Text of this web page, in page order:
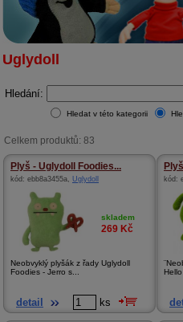
Uglydoll
Hledání:
Hledat v této kategorii
Celkem produktů: 83
Plyš - Uglydoll Foodies...
kód: ebb8a3455a, Uglydoll
skladem
269 Kč
Neobvyklý plyšák z řady Uglydoll
Foodies - Jerro s...
detail ks
kód: